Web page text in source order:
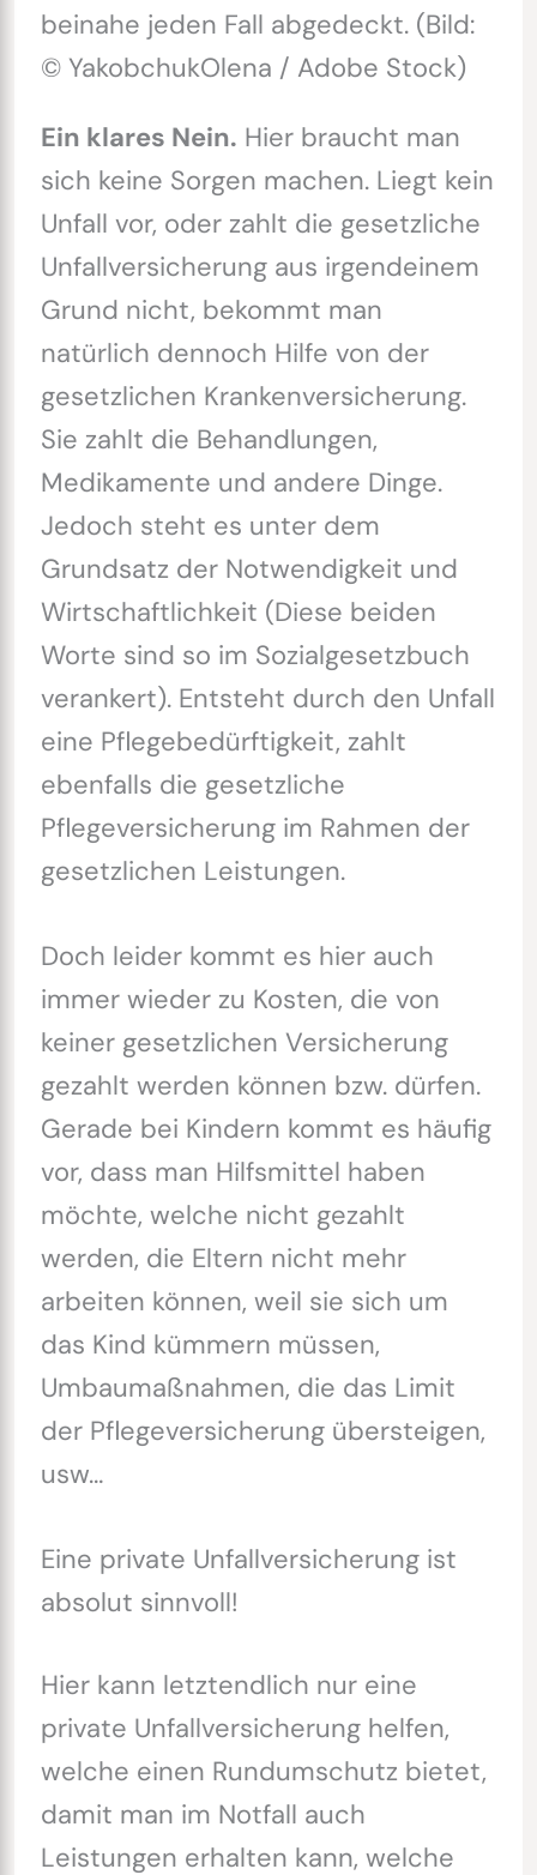
beinahe jeden Fall abgedeckt. (Bild:
© YakobchukOlena / Adobe Stock)
Ein klares Nein. Hier braucht man
sich keine Sorgen machen. Liegt kein
Unfall vor, oder zahlt die gesetzliche
Unfallversicherung aus irgendeinem
Grund nicht, bekommt man
natürlich dennoch Hilfe von der
gesetzlichen Krankenversicherung.
Sie zahlt die Behandlungen,
Medikamente und andere Dinge.
Jedoch steht es unter dem
Grundsatz der Notwendigkeit und
Wirtschaftlichkeit (Diese beiden
Worte sind so im Sozialgesetzbuch
verankert). Entsteht durch den Unfall
eine Pflegebedürftigkeit, zahlt
ebenfalls die gesetzliche
Pflegeversicherung im Rahmen der
gesetzlichen Leistungen.
Doch leider kommt es hier auch
immer wieder zu Kosten, die von
keiner gesetzlichen Versicherung
gezahlt werden können bzw. dürfen.
Gerade bei Kindern kommt es häufig
vor, dass man Hilfsmittel haben
möchte, welche nicht gezahlt
werden, die Eltern nicht mehr
arbeiten können, weil sie sich um
das Kind kümmern müssen,
Umbaumaßnahmen, die das Limit
der Pflegeversicherung übersteigen,
usw…
Eine private Unfallversicherung ist
absolut sinnvoll!
Hier kann letztendlich nur eine
private Unfallversicherung helfen,
welche einen Rundumschutz bietet,
damit man im Notfall auch
Leistungen erhalten kann, welche